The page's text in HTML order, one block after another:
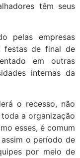
têm seus
pelas empresas
festas de final de
em outras
internas da
o recesso, não
a organização
esses, é comum
o período de
por meio de